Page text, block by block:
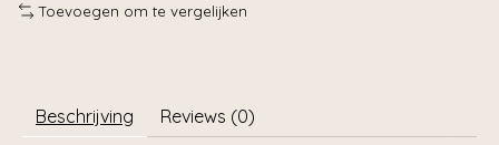
Toevoegen om te vergelijken
Beschrijving Reviews (0)